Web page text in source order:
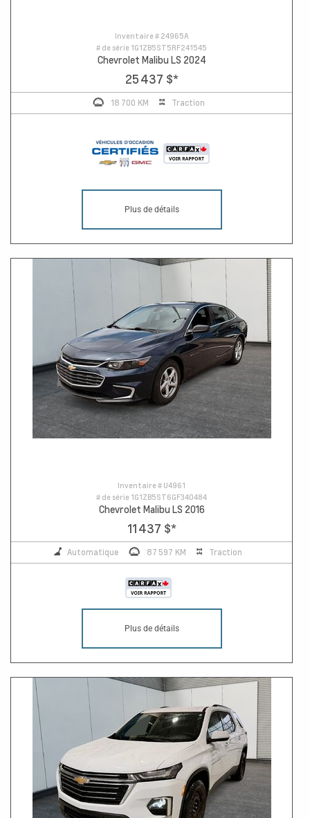
Inventaire # 24965A
# de série 1G1ZB5ST5RF241545
Chevrolet Malibu LS 2024
25 437 $*
18 700 KM Traction
Plus de détails
Inventaire # U4961
# de série 1G1ZB5ST6GF340484
Chevrolet Malibu LS 2016
11 437 $*
Automatique 87 597 KM Traction
Plus de détails